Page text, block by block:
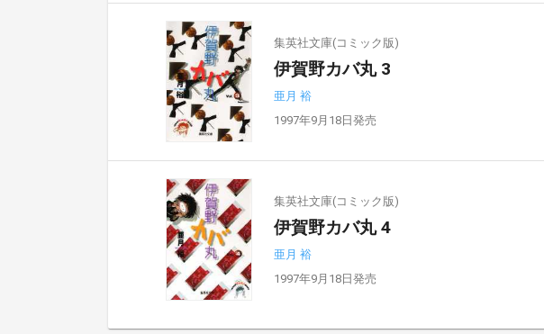
集英社文庫(コミック版)
伊賀野カバ丸 3
亜月 裕
1997年9月18日発売
集英社文庫(コミック版)
伊賀野カバ丸 4
亜月 裕
1997年9月18日発売